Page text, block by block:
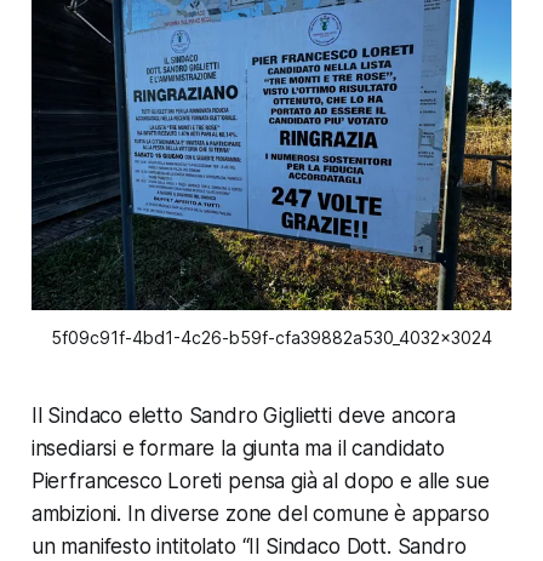
5f09c91f-4bd1-4c26-b59f-cfa39882a530_4032x3024
Il Sindaco eletto Sandro Giglietti deve ancora
insediarsi e formare la giunta ma il candidato
Pierfrancesco Loreti pensa già al dopo e alle sue
ambizioni. In diverse zone del comune è apparso
un manifesto intitolato “Il Sindaco Dott. Sandro